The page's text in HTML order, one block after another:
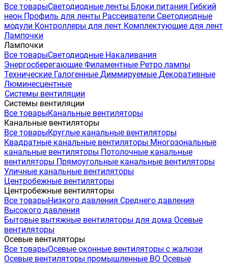
Все товарыСветодиодные ленты Блоки питания Гибкий
неон Профиль для ленты Рассеиватели Светодиодные
модули Контроллеры для лент Комплектующие для лент
Лампочки
Лампочки
Все товарыСветодиодные Накаливания
Энергосберегающие Филаментные Ретро лампы
Технические Галогенные Диммируемые Декоративные
Люминесцентные
Системы вентиляции
Системы вентиляции
Все товарыКанальные вентиляторы
Канальные вентиляторы
Все товарыКруглые канальные вентиляторы
Квадратные канальные вентиляторы Многозональные
канальные вентиляторы Потолочные канальные
вентиляторы Прямоугольные канальные вентиляторы
Уличные канальные вентиляторы
Центробежные вентиляторы
Центробежные вентиляторы
Все товарыНизкого давления Среднего давления
Высокого давления
Бытовые вытяжные вентиляторы для дома Осевые
вентиляторы
Осевые вентиляторы
Все товарыОсевые оконные вентиляторы с жалюзи
Осевые вентиляторы промышленные ВО Осевые